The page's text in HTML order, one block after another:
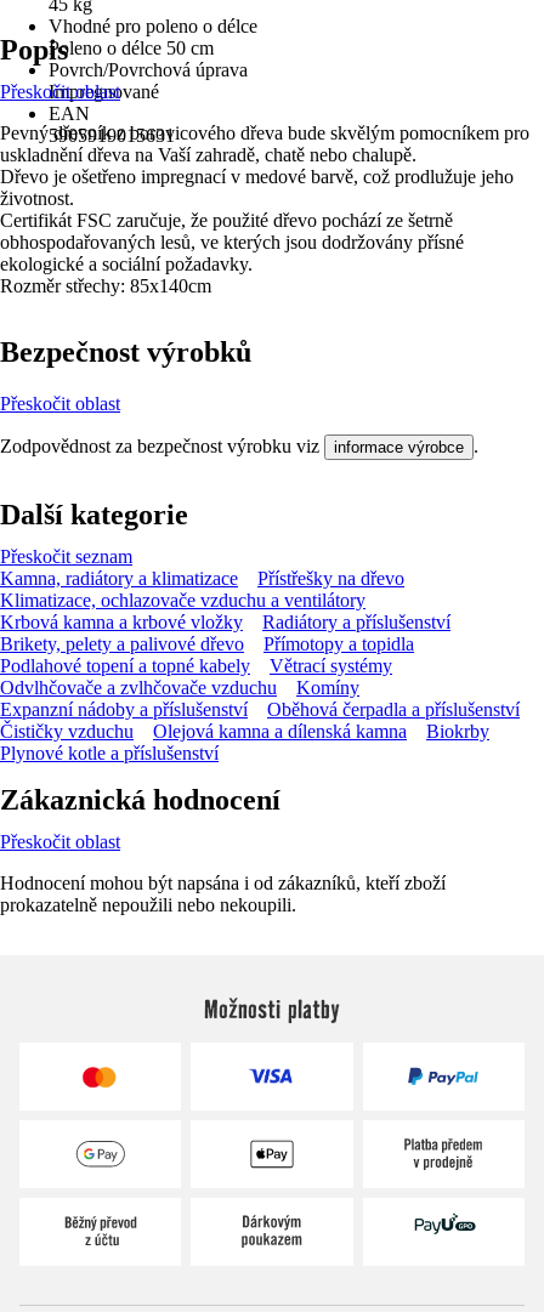
45 kg
Vhodné pro poleno o délce
Poleno o délce 50 cm
Povrch/Povrchová úprava
Impregnované
EAN
5905919015631
Popis
Přeskočit oblast
Pevný dřevník z borovicového dřeva bude skvělým pomocníkem pro
uskladnění dřeva na Vaší zahradě, chatě nebo chalupě.
Dřevo je ošetřeno impregnací v medové barvě, což prodlužuje jeho
životnost.
Certifikát FSC zaručuje, že použité dřevo pochází ze šetrně
obhospodařovaných lesů, ve kterých jsou dodržovány přísné
ekologické a sociální požadavky.
Rozměr střechy: 85x140cm
Bezpečnost výrobků
Přeskočit oblast
Zodpovědnost za bezpečnost výrobku viz informace výrobce .
Další kategorie
Přeskočit seznam
Kamna, radiátory a klimatizace
Přístřešky na dřevo
Klimatizace, ochlazovače vzduchu a ventilátory
Krbová kamna a krbové vložky
Radiátory a příslušenství
Brikety, pelety a palivové dřevo
Přímotopy a topidla
Podlahové topení a topné kabely
Větrací systémy
Odvlhčovače a zvlhčovače vzduchu
Komíny
Expanzní nádoby a příslušenství
Oběhová čerpadla a příslušenství
Čističky vzduchu
Olejová kamna a dílenská kamna
Biokrby
Plynové kotle a příslušenství
Zákaznická hodnocení
Přeskočit oblast
Hodnocení mohou být napsána i od zákazníků, kteří zboží
prokazatelně nepoužili nebo nekoupili.
Možnosti platby